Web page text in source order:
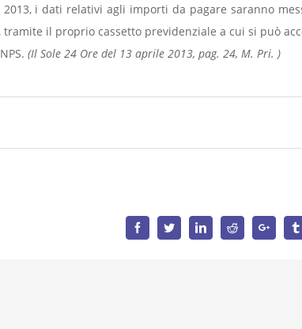
i dati relativi agli importi da pagare saranno
il proprio cassetto previdenziale a cui si può
(Il Sole 24 Ore del 13 aprile 2013, pag. 24, M. Pri. )
FacebookTwitterLinkedInReddit Google+